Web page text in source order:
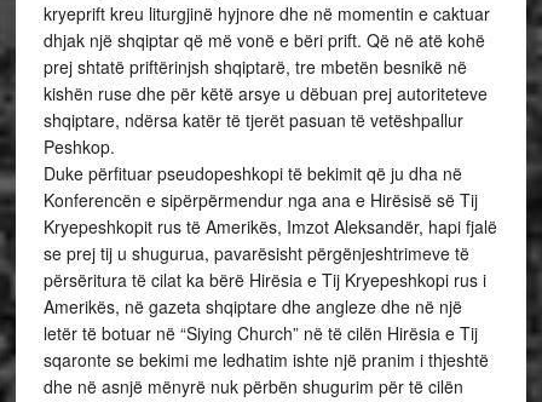
kryeprift kreu liturgjinë hyjnore dhe në momentin e caktuar
dhjak një shqiptar që më vonë e bëri prift. Që në atë kohë
prej shtatë priftërinjsh shqiptarë, tre mbetën besnikë në
kishën ruse dhe për këtë arsye u dëbuan prej autoriteteve
shqiptare, ndërsa katër të tjerët pasuan të vetëshpallur
Peshkop.
Duke përfituar pseudopeshkopi të bekimit që ju dha në
Konferencën e sipërpërmendur nga ana e Hirësisë së Tij
Kryepeshkopit rus të Amerikës, Imzot Aleksandër, hapi fjalë
se prej tij u shugurua, pavarësisht përgënjeshtrimeve të
përsëritura të cilat ka bërë Hirësia e Tij Kryepeshkopi rus i
Amerikës, në gazeta shqiptare dhe angleze dhe në një
letër të botuar në “Siying Church” në të cilën Hirësia e Tij
sqaronte se bekimi me ledhatim ishte një pranim i thjeshtë
dhe në asnjë mënyrë nuk përbën shugurim për të cilën